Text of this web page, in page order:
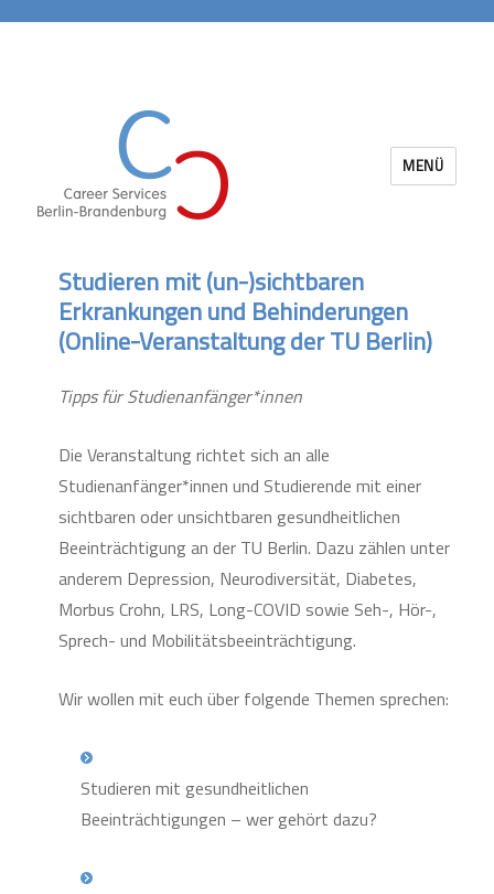
MENÜ
Studieren mit (un-)sichtbaren
Erkrankungen und Behinderungen
(Online-Veranstaltung der TU Berlin)
Tipps für Studienanfänger*innen
Die Veranstaltung richtet sich an alle
Studienanfänger*innen und Studierende mit einer
sichtbaren oder unsichtbaren gesundheitlichen
Beeinträchtigung an der TU Berlin. Dazu zählen unter
anderem Depression, Neurodiversität, Diabetes,
Morbus Crohn, LRS, Long-COVID sowie Seh-, Hör-,
Sprech- und Mobilitätsbeeinträchtigung.
Wir wollen mit euch über folgende Themen sprechen:
Studieren mit gesundheitlichen
Beeinträchtigungen – wer gehört dazu?